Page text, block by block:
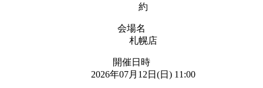
約
会場名
札幌店
開催日時
2026年07月12日(日) 11:00